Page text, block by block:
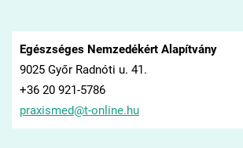
Egészséges Nemzedékért Alapítvány
9025 Győr Radnóti u. 41.
+36 20 921-5786
praxismed@t-online.hu